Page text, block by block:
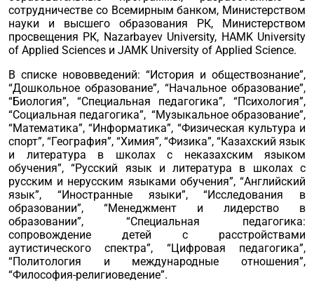
сотрудничестве со Всемирным банком, Министерством
науки и высшего образования РК, Министерством
просвещения РК, Nazarbayev University, HAMK University
of Applied Sciences и JAMK University of Applied Science.
В списке нововведений: “История и обществознание”,
“Дошкольное образование”, “Начальное образование”,
“Биология”, “Специальная педагогика”, “Психология”,
“Социальная педагогика”, “Музыкальное образование”,
“Математика”, “Информатика”, “Физическая культура и
спорт”, “География”, “Химия”, “Физика”, “Казахский язык
и литература в школах с неказахским языком
обучения”, “Русский язык и литература в школах с
русским и нерусским языками обучения”, “Английский
язык”, “Иностранные языки”, “Исследования в
образовании”, “Менеджмент и лидерство в
образовании”, “Специальная педагогика:
сопровождение детей с расстройствами
аутистического спектра”, “Цифровая педагогика”,
“Политология и международные отношения”,
“Философия-религиоведение”.